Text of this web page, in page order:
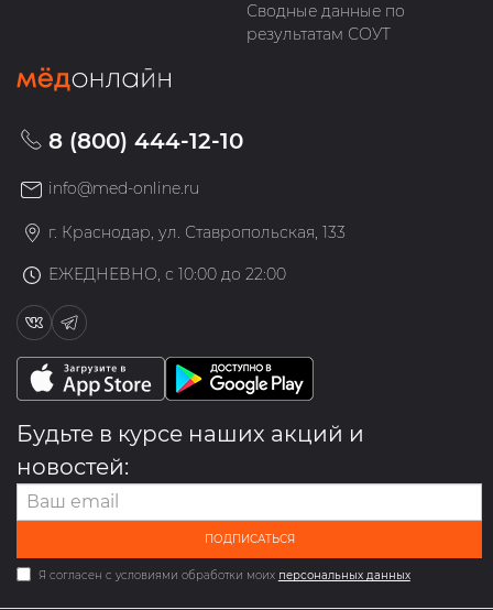
Сводные данные по
результатам СОУТ
8 (800) 444-12-10
info@med-online.ru
г. Краснодар, ул. Ставропольская, 133
ЕЖЕДНЕВНО, с 10:00 до 22:00
Будьте в курсе наших акций и
новостей:
ПОДПИСАТЬСЯ
Я согласен с условиями обработки моих персональных данных